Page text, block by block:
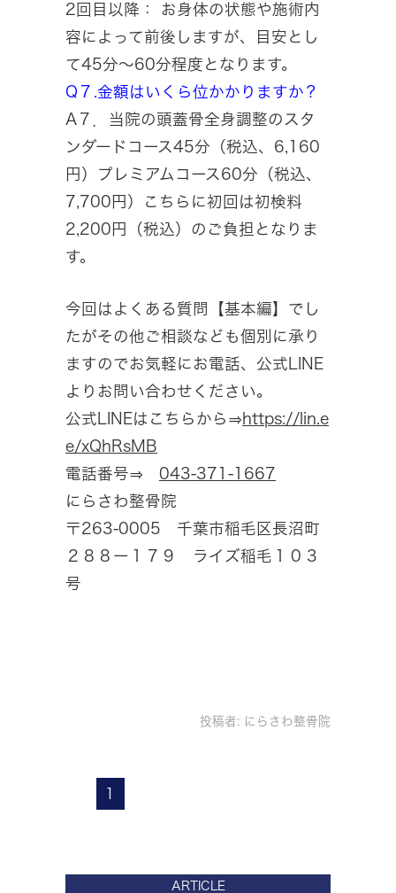
2回目以降： お身体の状態や施術内
容によって前後しますが、目安とし
て45分～60分程度となります。
Q７.金額はいくら位かかりますか？
A７．当院の頭蓋骨全身調整のスタ
ンダードコース45分（税込、6,160
円）プレミアムコース60分（税込、
7,700円）こちらに初回は初検料
2,200円（税込）のご負担となりま
す。
今回はよくある質問【基本編】でし
たがその他ご相談なども個別に承り
ますのでお気軽にお電話、公式LINE
よりお問い合わせください。
公式LINEはこちらから⇒https://lin.e
e/xQhRsMB
電話番号⇒ 043-371-1667
にらさわ整骨院
〒263-0005 千葉市稲毛区長沼町
２８８ー１７９ ライズ稲毛１０３
号
投稿者: にらさわ整骨院
1
ARTICLE